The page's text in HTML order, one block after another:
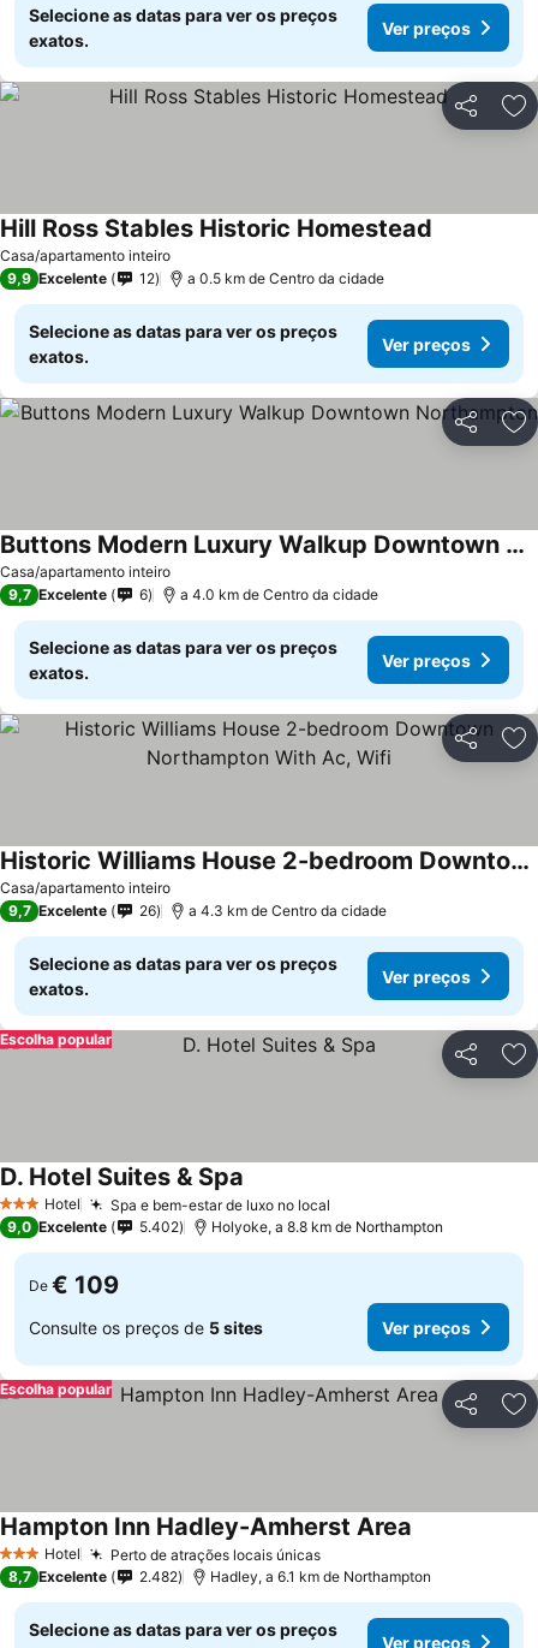
Selecione as datas para ver os preços
exatos.
Ver preços
Partilhar
Casa/apartamento inteiro
Hill Ross Stables Historic Homestead
9,9 Excelente 12 a 0.5 km de Centro da cidade
Selecione as datas para ver os preços
exatos.
Ver preços
Partilhar
Casa/apartamento inteiro
Buttons Modern Luxury Walkup Downtown Northampton
Ver preços
9,7 Excelente 6 a 4.0 km de Centro da cidade
Selecione as datas para ver os preços
exatos.
Ver preços
Partilhar
Casa/apartamento inteiro
Historic Williams House 2-bedroom Downtown Northampton With Ac, Wifi
Ver preços
9,7 Excelente 26 a 4.3 km de Centro da cidade
Selecione as datas para ver os preços
exatos.
Ver preços
Partilhar
Escolha popular
3 EstrelasHotel Spa e bem-estar de luxo no local
D. Hotel Suites & Spa
9,0 Excelente 5.402 Holyoke, a 8.8 km de Northampton
De € 109
Consulte os preços de 5 sites Ver preços
Partilhar
Escolha popular
3 EstrelasHotel Perto de atrações locais únicasVer preços
Hampton Inn Hadley-Amherst Area
8,7 Excelente 2.482 Hadley, a 6.1 km de Northampton
Selecione as datas para ver os preços
Ver preços